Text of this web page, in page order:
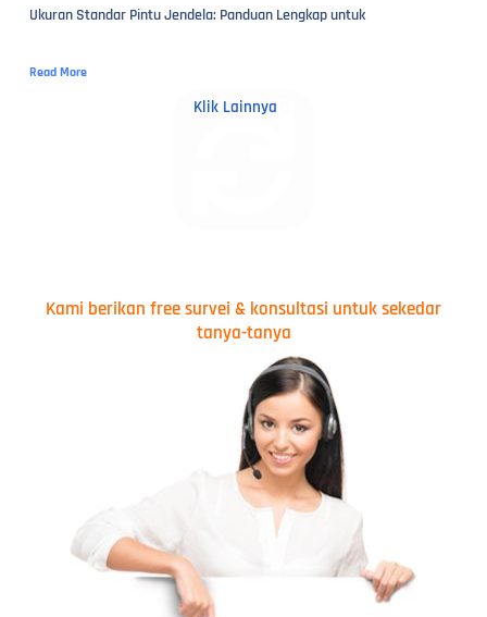
Ukuran Standar Pintu Jendela: Panduan Lengkap untuk
Read More
Klik Lainnya
Kami berikan free survei & konsultasi untuk sekedar
tanya-tanya